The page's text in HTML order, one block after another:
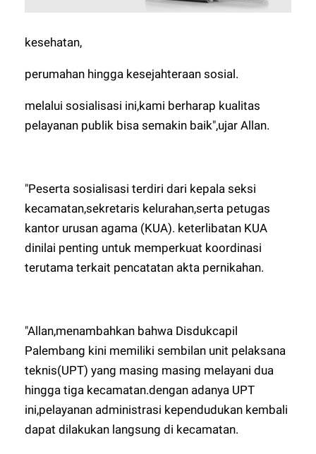
kesehatan,
perumahan hingga kesejahteraan sosial.
melalui sosialisasi ini,kami berharap kualitas
pelayanan publik bisa semakin baik",ujar Allan.
"Peserta sosialisasi terdiri dari kepala seksi
kecamatan,sekretaris kelurahan,serta petugas
kantor urusan agama (KUA). keterlibatan KUA
dinilai penting untuk memperkuat koordinasi
terutama terkait pencatatan akta pernikahan.
"Allan,menambahkan bahwa Disdukcapil
Palembang kini memiliki sembilan unit pelaksana
teknis(UPT) yang masing masing melayani dua
hingga tiga kecamatan.dengan adanya UPT
ini,pelayanan administrasi kependudukan kembali
dapat dilakukan langsung di kecamatan.